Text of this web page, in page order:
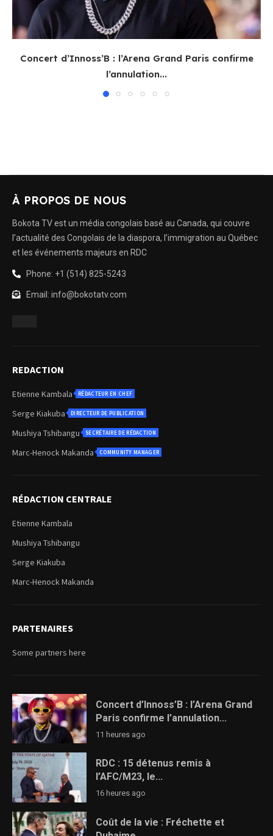
Concert d’Innoss’B : l’Arena Grand Paris confirme
l’annulation...
À PROPOS DE NOUS
Bokota TV est un média congolais basé au Canada, qui couvre
l’actualité des Congolais de la diaspora, l’immigration au Québec
et les événements majeurs en RDC
Phone: +1 (514) 825-5243
Email: info@bokotatv.com
REDACTION
Etienne Kambala RÉDACTEUR EN CHEF
Serge Kiakuba DIRECTEUR DE PUBLICATION
Mushiya Tshibangu SECRÉTAIRE DE RÉDACTION
Marc-Henock Makanda COMMUNITY MANAGER
RÉDACTION CENTRALE
Etienne Kambala
Mushiya Tshibangu
Serge Kiakuba
Marc-Henock Makanda
PARTENAIRES
Some partners here
Concert d’Innoss’B : l’Arena Grand
Paris confirme l’annulation...
11 heures ago
RDC : 15 détenus remis à
l’AFC/M23, le...
16 heures ago
Coût de la vie : Fréchette et